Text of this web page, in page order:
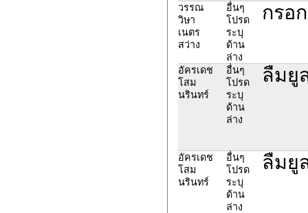
วรรณ
วิษา
เนตร
สว่าง
อื่นๆ
โปรด
ระบุ
ด้าน
ล่าง
กรอ
อัครเดช
โสม
นรินทร์
อื่นๆ
โปรด
ระบุ
ด้าน
ล่าง
ลืมยู
อัครเดช
โสม
นรินทร์
อื่นๆ
โปรด
ระบุ
ด้าน
ล่าง
ลืมยู